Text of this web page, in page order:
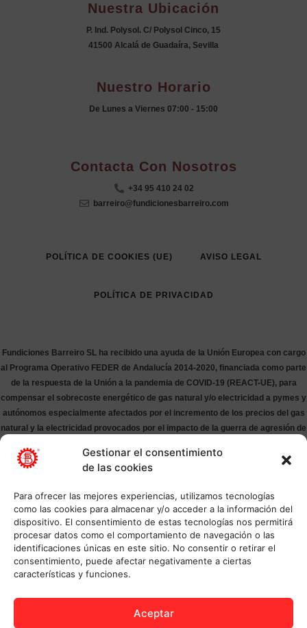
Gestionar el consentimiento
de las cookies
Para ofrecer las mejores experiencias, utilizamos tecnologías
como las cookies para almacenar y/o acceder a la información del
dispositivo. El consentimiento de estas tecnologías nos permitirá
procesar datos como el comportamiento de navegación o las
identificaciones únicas en este sitio. No consentir o retirar el
consentimiento, puede afectar negativamente a ciertas
características y funciones.
Aceptar
Nuestra Ubicación
P. Ind. Polysol. C/ Polysol Cinco, 15
41500 Alcalá de Guadaíra, Sevilla
Nuestro Horario
De Lunes a Viernes 07:00 - 15:00
Contacta Con Nosotros
+34 95 410 24 02
barreiro@fundicionesbarreiro.com
POLÍTICA DE COOKIES (UE) AVISO LEGAL
POLÍTICA DE PRIVACIDAD
Fundiciones Barreiro SL ha recibido una ayuda de la Unión Europea con cargo
al Programa Operativo FEDER de Andalucía 2014-2020, financiada como parte
de la respuesta de la Unión a la pandemia de COVID-19 (REACT-UE), para
compensar el sobrecoste energético de gas natural y/o electricidad a pymes y
autónomos especialmente afectados por el incremento de los precios del gas
natural y la electricidad provocados por el impacto de la guerra de agresión de